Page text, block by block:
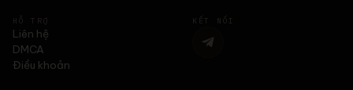
HỖ TRỢ
Liên hệ
DMCA
Điều khoản
KẾT NỐI